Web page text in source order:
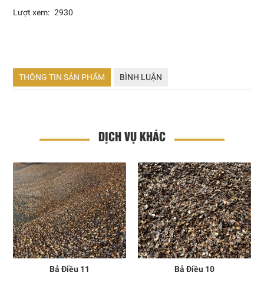
Lượt xem: 2930
THÔNG TIN SẢN PHẨM BÌNH LUẬN
DỊCH VỤ KHÁC
Bả Điều 11 Bả Điều 10